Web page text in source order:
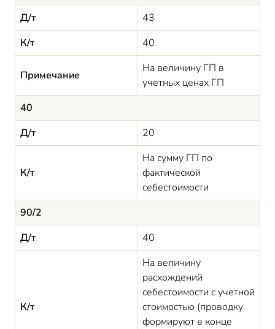
Д/т
43
К/т
40
Примечание
На величину ГП в
учетных ценах ГП
40
Д/т
20
К/т
На сумму ГП по
фактической
себестоимости
90/2
Д/т
40
К/т
На величину
расхождений
себестоимости с учетной
стоимостью (проводку
формируют в конце